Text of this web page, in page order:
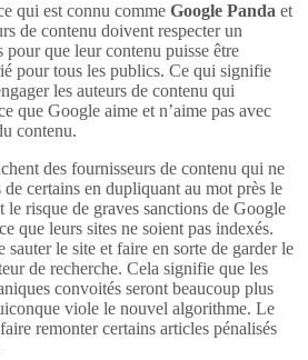
qui est connu comme Google Panda et
de contenu doivent respecter un
pour que leur contenu puisse être
pour tous les publics. Ce qui signifie
les auteurs de contenu qui
que Google aime et n’aime pas avec
contenu.
des fournisseurs de contenu qui ne
certains en dupliquant au mot près le
le risque de graves sanctions de Google
que leurs sites ne soient pas indexés.
le site et faire en sorte de garder le
de recherche. Cela signifie que les
convoités seront beaucoup plus
viole le nouvel algorithme. Le
remonter certains articles pénalisés